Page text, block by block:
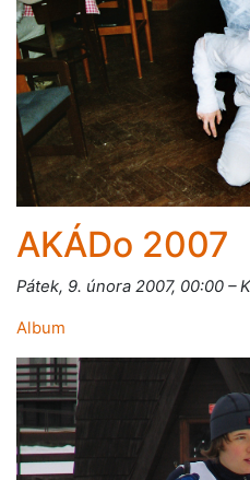
AKÁDo 2007
Pátek, 9. února 2007, 00:00 –
Album